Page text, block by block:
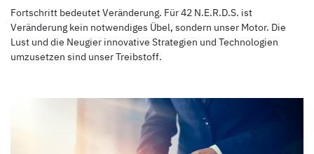
Fortschritt bedeutet Veränderung. Für 42 N.E.R.D.S. ist
Veränderung kein notwendiges Übel, sondern unser Motor. Die
Lust und die Neugier innovative Strategien und Technologien
umzusetzen sind unser Treibstoff.